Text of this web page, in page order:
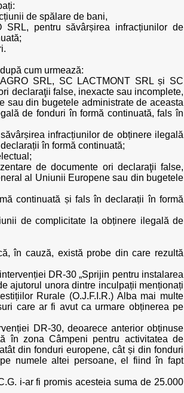
de spălare de bani,
pentru săvârșirea infracțiunilor de
cum urmează:
SRL, SC LACTMONT SRL și SC
declaraţii false, inexacte sau incomplete,
sau din bugetele administrate de aceasta
de fonduri în formă continuată, fals în
infracțiunilor de obținere ilegală
în formă continuată;
de documente ori declaraţii false,
al Uniunii Europene sau din bugetele
continuată și fals în declarații în formă
de complicitate la obținere ilegală de
în cauză, există probe din care rezultă
DR-30 „Sprijin pentru instalarea
ajutorul unora dintre inculpații menționați
Rurale (O.J.F.I.R.) Alba mai multe
care ar fi avut ca urmare obținerea pe
DR-30, deoarece anterior obținuse
în zona Câmpeni pentru activitatea de
din fonduri europene, cât și din fonduri
numele altei persoane, el fiind în fapt
i-ar fi promis acesteia suma de 25.000